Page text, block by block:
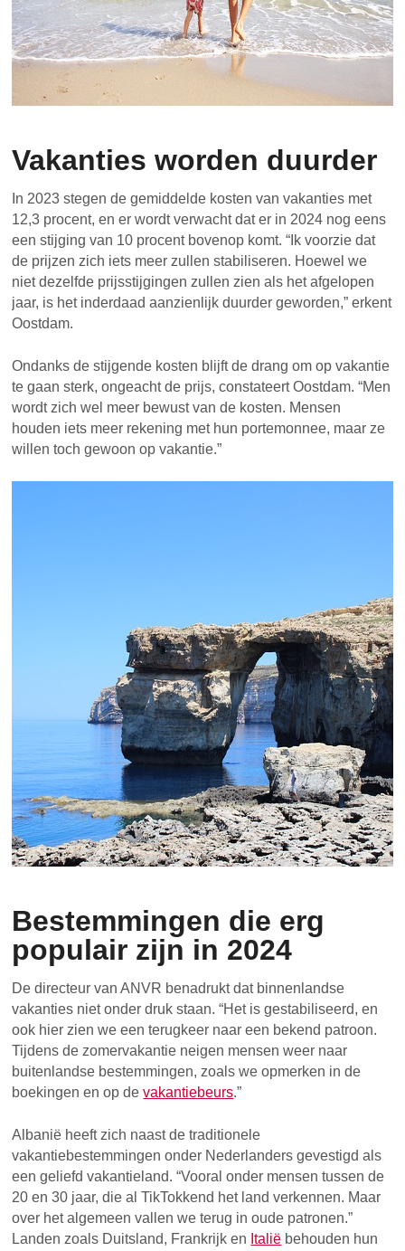
Vakanties worden duurder
In 2023 stegen de gemiddelde kosten van vakanties met
12,3 procent, en er wordt verwacht dat er in 2024 nog eens
een stijging van 10 procent bovenop komt. “Ik voorzie dat
de prijzen zich iets meer zullen stabiliseren. Hoewel we
niet dezelfde prijsstijgingen zullen zien als het afgelopen
jaar, is het inderdaad aanzienlijk duurder geworden,” erkent
Oostdam.
Ondanks de stijgende kosten blijft de drang om op vakantie
te gaan sterk, ongeacht de prijs, constateert Oostdam. “Men
wordt zich wel meer bewust van de kosten. Mensen
houden iets meer rekening met hun portemonnee, maar ze
willen toch gewoon op vakantie.”
Bestemmingen die erg
populair zijn in 2024
De directeur van ANVR benadrukt dat binnenlandse
vakanties niet onder druk staan. “Het is gestabiliseerd, en
ook hier zien we een terugkeer naar een bekend patroon.
Tijdens de zomervakantie neigen mensen weer naar
buitenlandse bestemmingen, zoals we opmerken in de
boekingen en op devakantiebeurs.”
Albanië heeft zich naast de traditionele
vakantiebestemmingen onder Nederlanders gevestigd als
een geliefd vakantieland. “Vooral onder mensen tussen de
20 en 30 jaar, die al TikTokkend het land verkennen. Maar
over het algemeen vallen we terug in oude patronen.”
Landen zoals Duitsland, Frankrijk en Italië behouden hun